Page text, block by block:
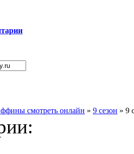
смотреть онлайн » 9 сезон » 9